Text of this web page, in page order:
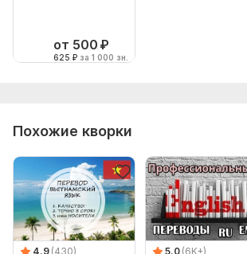
от 500 ₽
625 ₽ за 1 000 зн.
Похожие кворки
4.9 (430) 5.0 (6K+)